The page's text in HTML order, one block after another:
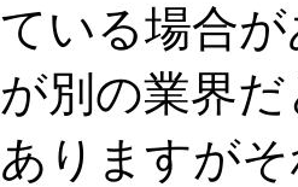
ている場合
が別の業界
ありますが